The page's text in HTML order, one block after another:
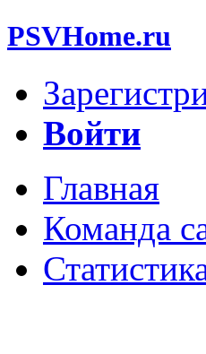
PSVHome.ru
Войти
Главная
Команда